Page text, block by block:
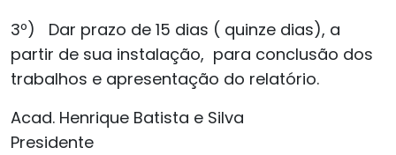
3º) Dar prazo de 15 dias ( quinze dias), a
partir de sua instalação, para conclusão dos
trabalhos e apresentação do relatório.
Acad. Henrique Batista e Silva
Presidente